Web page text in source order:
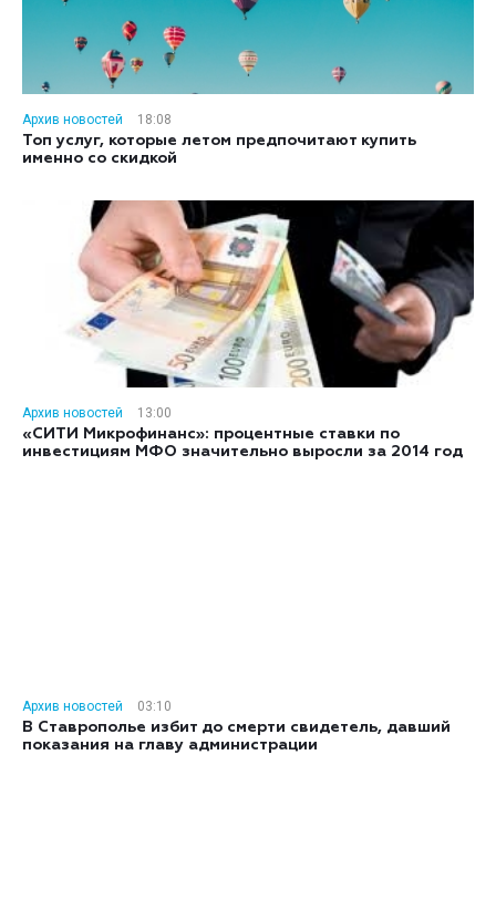
Архив новостей
18:08
Топ услуг, которые летом предпочитают купить
именно со скидкой
Архив новостей
13:00
«СИТИ Микрофинанс»: процентные ставки по
инвестициям МФО значительно выросли за 2014 год
Архив новостей
03:10
В Ставрополье избит до смерти свидетель, давший
показания на главу администрации